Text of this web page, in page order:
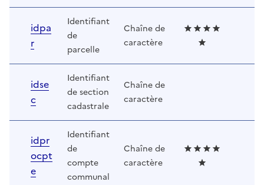
idpa
r
Identifiant
de
parcelle
Chaîne de
caractère
idse
c
Identifiant
de section
cadastrale
Chaîne de
caractère
idpr
ocpt
e
Identifiant
de
compte
communal
Chaîne de
caractère